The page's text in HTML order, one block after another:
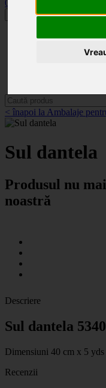
0
Toggle navigation
Acasă
< înapoi la Ambalaje
Sul dantela
Produsul nu
noastră
Descriere
Sul dantela 5340
Dimensiuni 40 cm x 5 yds
Recenzii